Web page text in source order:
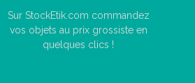
Sur StockEtik.com commandez
vos objets au prix grossiste en
quelques clics !